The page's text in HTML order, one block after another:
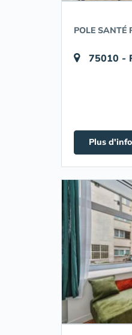
POLE SANTÉ
75010 -
Plus